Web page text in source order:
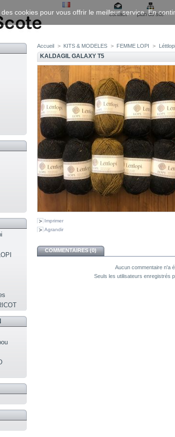
contact
plan du site
Accueil > KITS & MODELES > FEMME LOPI > Léttlopi
KALDAGIL GALAXY T5
Imprimer
Agrandir
COMMENTAIRES (0)
Aucun commentaire n'a
Seuls les utilisateurs enregistrés
cookies pour vous offrir le meilleur service. En